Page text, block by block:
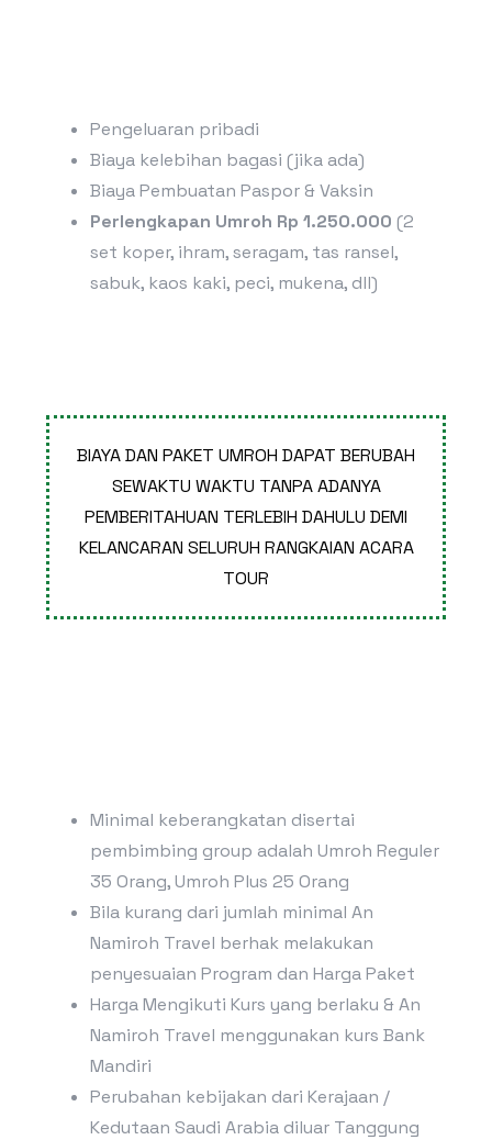
Pengeluaran pribadi
Biaya kelebihan bagasi (jika ada)
Biaya Pembuatan Paspor & Vaksin
Perlengkapan Umroh Rp 1.250.000 (2
set koper, ihram, seragam, tas ransel,
sabuk, kaos kaki, peci, mukena, dll)
BIAYA DAN PAKET UMROH DAPAT BERUBAH
SEWAKTU WAKTU TANPA ADANYA
PEMBERITAHUAN TERLEBIH DAHULU DEMI
KELANCARAN SELURUH RANGKAIAN ACARA
TOUR
Minimal keberangkatan disertai
pembimbing group adalah Umroh Reguler
35 Orang, Umroh Plus 25 Orang
Bila kurang dari jumlah minimal An
Namiroh Travel berhak melakukan
penyesuaian Program dan Harga Paket
Harga Mengikuti Kurs yang berlaku & An
Namiroh Travel menggunakan kurs Bank
Mandiri
Perubahan kebijakan dari Kerajaan /
Kedutaan Saudi Arabia diluar Tanggung